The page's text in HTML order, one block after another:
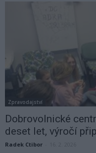
Zpravodajství
Dobrovolnické
deset let, výročí
Radek Ctibor